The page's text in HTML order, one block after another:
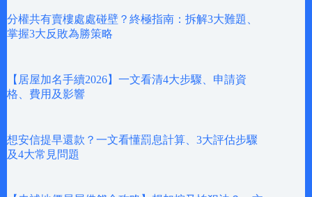
分權共有賣樓處處碰壁？終極指南：拆解3大難題、
掌握3大反敗為勝策略
【居屋加名手續2026】一文看清4大步驟、申請資
格、費用及影響
想安信提早還款？一文看懂罰息計算、3大評估步驟
及4大常見問題